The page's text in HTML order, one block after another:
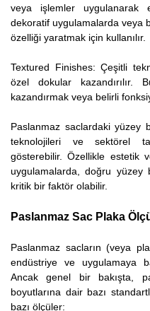
veya işlemler uygulanarak
dekoratif uygulamalarda veya
özelliği yaratmak için kullanılır.
Textured Finishes: Çeşitli
özel dokular kazandırılır.
kazandırmak veya belirli
Paslanmaz saclardaki yüzey
teknolojileri ve sektörel
gösterebilir. Özellikle estetik
uygulamalarda, doğru yüzey
kritik bir faktör olabilir.
Paslanmaz Sac Plaka
Paslanmaz sacların (veya
endüstriye ve uygulamaya
Ancak genel bir bakışta,
boyutlarına dair bazı
bazı ölçüler: